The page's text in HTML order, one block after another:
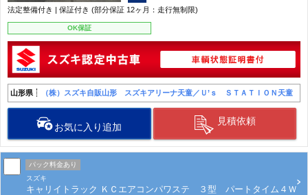
法定整備付き | 保証付き (部分保証 12ヶ月：走行無制限)
OK保証
山形県 （株）スズキ自販山形 スズキアリーナ天童／Ｕ’ｓ ＳＴＡＴＩＯＮ天童
お気に入り追加
見積依頼
パック料金あり
スズキ
キャリイトラック ＫＣエアコンパワステ ３型 パートタイム４Ｗ